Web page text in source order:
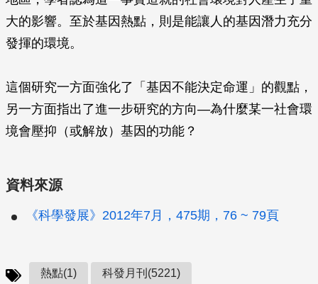
大的影響。至於基因熱點，則是能讓人的基因潛力充分
發揮的環境。
這個研究一方面強化了「基因不能決定命運」的觀點，
另一方面指出了進一步研究的方向—為什麼某一社會環
境會壓抑（或解放）基因的功能？
資料來源
《科學發展》2012年7月，475期，76 ~ 79頁
熱點(1) 科發月刊(5221)